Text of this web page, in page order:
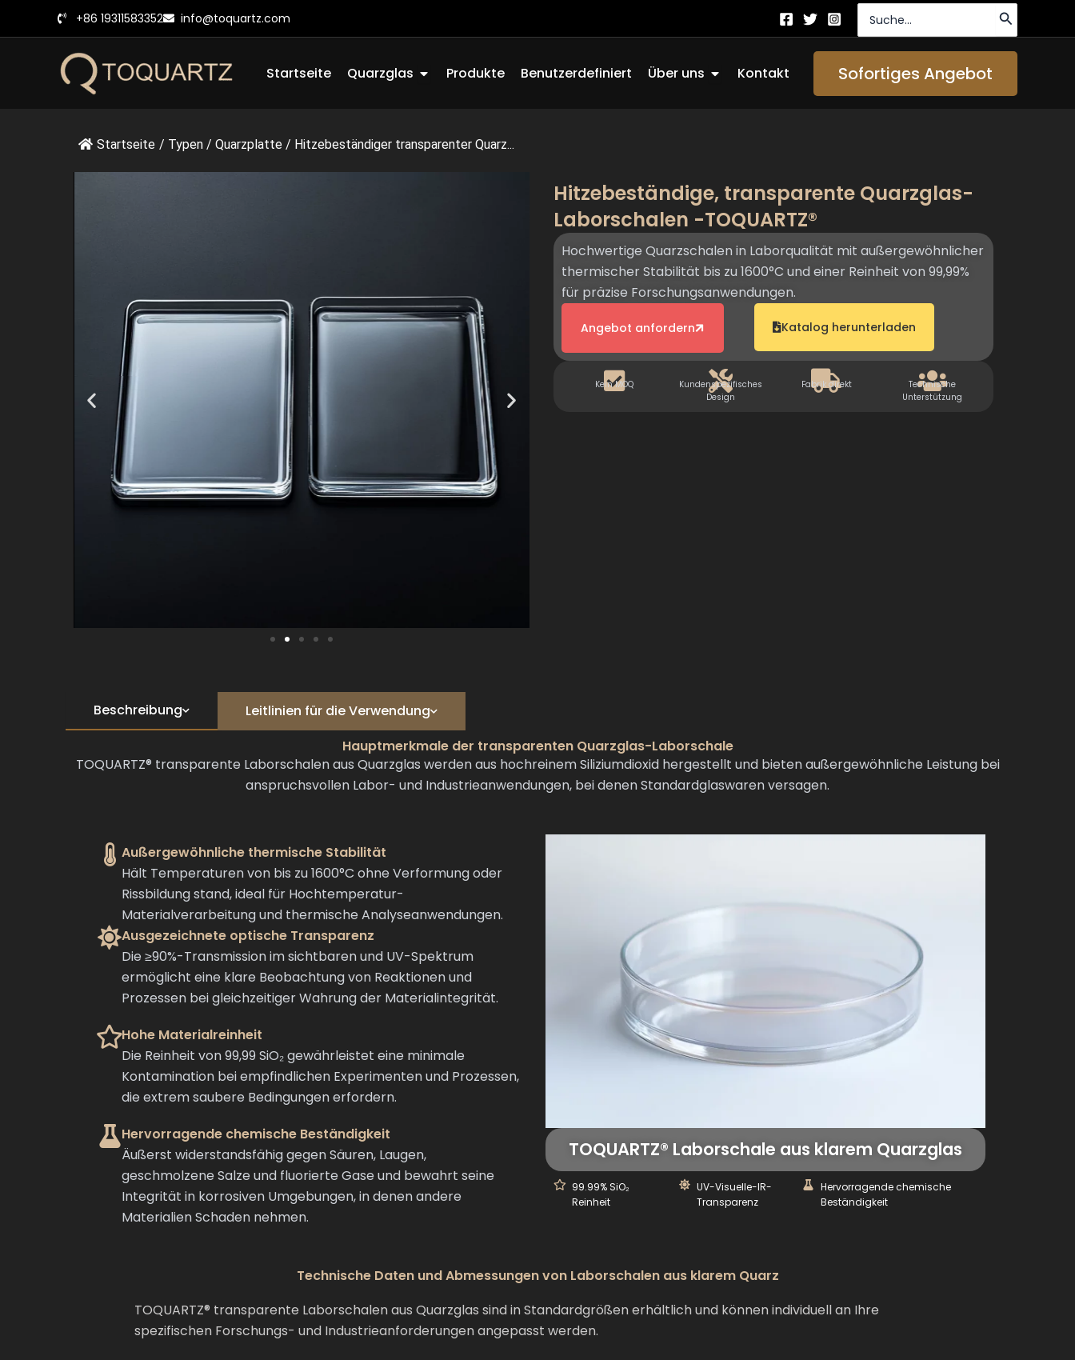
+86 19311583352 info@toquartz.com
Suche
nach:
Startseite Quarzglas Offen Quartz Glass
Produkte Benutzerdefiniert Über uns Offen About Us
Kontakt Sofortiges Angebot
Startseite / Typen / Quarzplatte / Hitzebeständiger transparenter Quarz...
Hitzebeständige, transparente Quarzglas-
Laborschalen -TOQUARTZ®
Hochwertige Quarzschalen in Laborqualität mit außergewöhnlicher
thermischer Stabilität bis zu 1600°C und einer Reinheit von 99,99%
für präzise Forschungsanwendungen.
Angebot anfordern Katalog herunterladen
Kein MOQ
Kundenspezifisches
Design
Fabrik direkt
Technische
Unterstützung
Beschreibung
Leitlinien für die Verwendung
Hauptmerkmale der transparenten Quarzglas-Laborschale
TOQUARTZ® transparente Laborschalen aus Quarzglas werden aus hochreinem Siliziumdioxid hergestellt und bieten außergewöhnliche Leistung bei
anspruchsvollen Labor- und Industrieanwendungen, bei denen Standardglaswaren versagen.
Außergewöhnliche thermische Stabilität
Hält Temperaturen von bis zu 1600°C ohne Verformung oder
Rissbildung stand, ideal für Hochtemperatur-
Materialverarbeitung und thermische Analyseanwendungen.
Ausgezeichnete optische Transparenz
Die ≥90%-Transmission im sichtbaren und UV-Spektrum
ermöglicht eine klare Beobachtung von Reaktionen und
Prozessen bei gleichzeitiger Wahrung der Materialintegrität.
Hohe Materialreinheit
Die Reinheit von 99,99 SiO₂ gewährleistet eine minimale
Kontamination bei empfindlichen Experimenten und Prozessen,
die extrem saubere Bedingungen erfordern.
Hervorragende chemische Beständigkeit
Äußerst widerstandsfähig gegen Säuren, Laugen,
geschmolzene Salze und fluorierte Gase und bewahrt seine
Integrität in korrosiven Umgebungen, in denen andere
Materialien Schaden nehmen.
TOQUARTZ® Laborschale aus klarem Quarzglas
99.99% SiO₂
Reinheit
UV-Visuelle-IR-
Transparenz
Hervorragende chemische
Beständigkeit
Technische Daten und Abmessungen von Laborschalen aus klarem Quarz
TOQUARTZ® transparente Laborschalen aus Quarzglas sind in Standardgrößen erhältlich und können individuell an Ihre
spezifischen Forschungs- und Industrieanforderungen angepasst werden.